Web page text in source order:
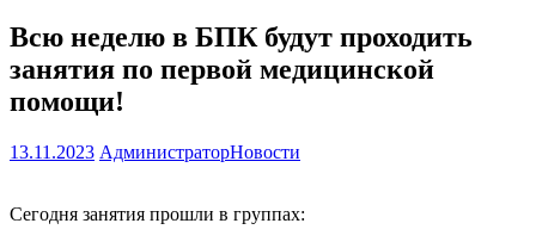
Всю неделю в БПК будут проходить
занятия по первой медицинской
помощи!
13.11.2023 АдминистраторНовости
Сегодня занятия прошли в группах: